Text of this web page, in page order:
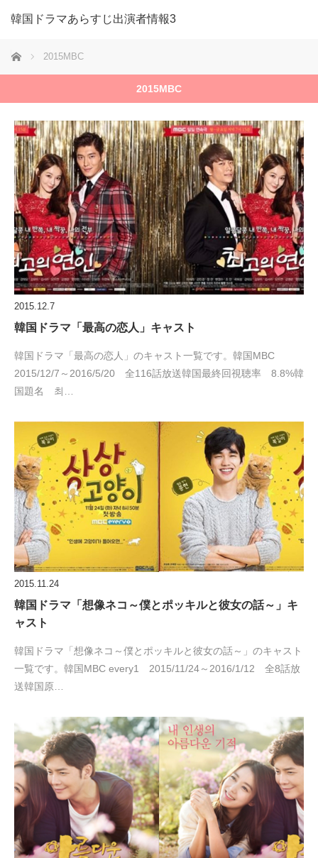
韓国ドラマあらすじ出演者情報3
ホーム 2015MBC
2015MBC
2015.12.7
韓国ドラマ「最高の恋人」キャスト
韓国ドラマ「最高の恋人」のキャスト一覧です。韓国MBC
2015/12/7～2016/5/20 全116話放送韓国最終回視聴率 8.8%韓
国題名 최…
2015.11.24
韓国ドラマ「想像ネコ～僕とポッキルと彼女の話～」キ
ャスト
韓国ドラマ「想像ネコ～僕とポッキルと彼女の話～」のキャスト
一覧です。韓国MBC every1 2015/11/24～2016/1/12 全8話放
送韓国原…